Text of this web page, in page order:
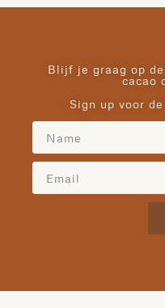
Blijf je graag op
cacao
Sign up voor